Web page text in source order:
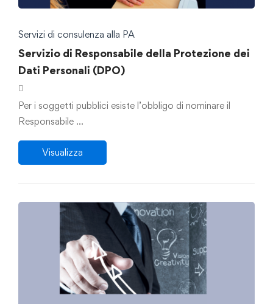
Servizi di consulenza alla PA
Servizio di Responsabile della Protezione dei
Dati Personali (DPO)
Per i soggetti pubblici esiste l’obbligo di nominare il
Responsabile …
Visualizza